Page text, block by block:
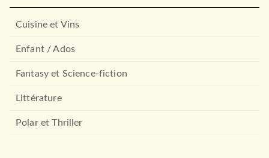
Cuisine et Vins
Enfant / Ados
Fantasy et Science-fiction
Littérature
Polar et Thriller